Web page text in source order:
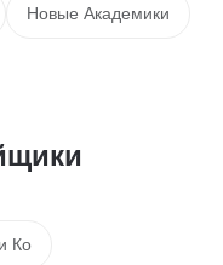
Новые Академики
Ко